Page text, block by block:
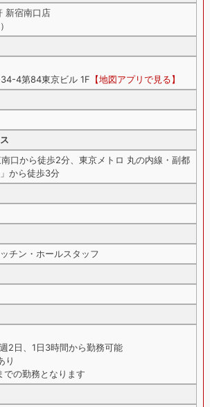
新宿南口店
4第84東京ビル 1F 【地図アプリで見る】
口から徒歩2分、東京メトロ 丸の内線・副都
から徒歩3分
チン・ホールスタッフ
2日、1日3時間から勤務可能
り
の勤務となります